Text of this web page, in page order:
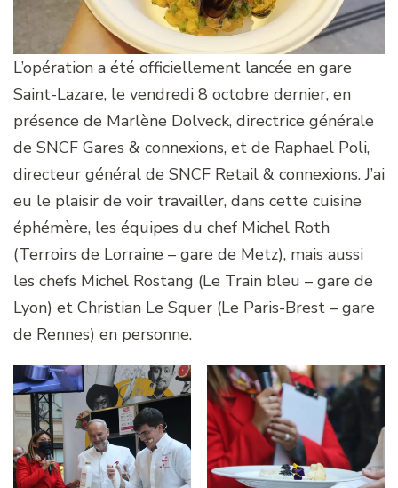
L’opération a été officiellement lancée en gare
Saint-Lazare, le vendredi 8 octobre dernier, en
présence de Marlène Dolveck, directrice générale
de SNCF Gares & connexions, et de Raphael Poli,
directeur général de SNCF Retail & connexions. J’ai
eu le plaisir de voir travailler, dans cette cuisine
éphémère, les équipes du chef Michel Roth
(Terroirs de Lorraine – gare de Metz), mais aussi
les chefs Michel Rostang (Le Train bleu – gare de
Lyon) et Christian Le Squer (Le Paris-Brest – gare
de Rennes) en personne.